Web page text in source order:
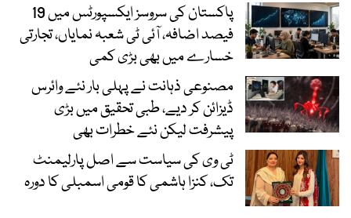
پاکستان کی سروسز ایکسپورٹس میں 19
فیصد اضافہ، آئی ٹی شعبہ نمایاں، تجارتی
خسارے میں بھی بڑی کمی
مصنوعی ذہانت نے پہلی بار نئے وائرس
ڈیزائن کر دیے، طبی تحقیق میں بڑی
پیشرفت لیکن نئے خطرات بھی
ٹی وی کی سیاست سے اصل پارلیمنٹ
تک، کنزا ہاشمی کا قومی اسمبلی کا دورہ